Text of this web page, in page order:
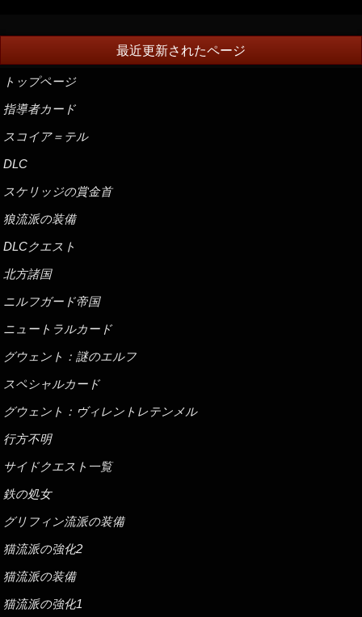
最近更新されたページ
トップページ
指導者カード
スコイア＝テル
DLC
スケリッジの賞金首
狼流派の装備
DLCクエスト
北方諸国
ニルフガード帝国
ニュートラルカード
グウェント：謎のエルフ
スペシャルカード
グウェント：ヴィレントレテンメル
行方不明
サイドクエスト一覧
鉄の処女
グリフィン流派の装備
猫流派の強化2
猫流派の装備
猫流派の強化1